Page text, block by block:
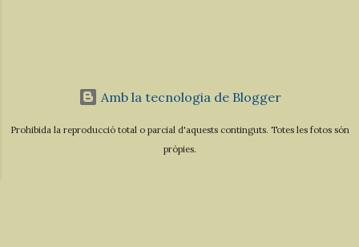
Amb la tecnologia de Blogger
Prohibida la reproducció total o parcial d'aquests continguts. Totes les fotos són
pròpies.